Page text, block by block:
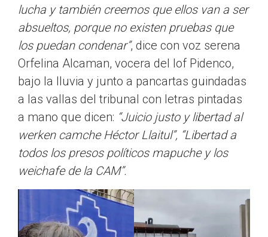
lucha y también creemos que ellos van a ser
absueltos, porque no existen pruebas que
los puedan condenar”, dice con voz serena
Orfelina Alcaman, vocera del lof Pidenco,
bajo la lluvia y junto a pancartas guindadas
a las vallas del tribunal con letras pintadas
a mano que dicen: “Juicio justo y libertad al
werken camche Héctor Llaitul”, “Libertad a
todos los presos políticos mapuche y los
weichafe de la CAM”.